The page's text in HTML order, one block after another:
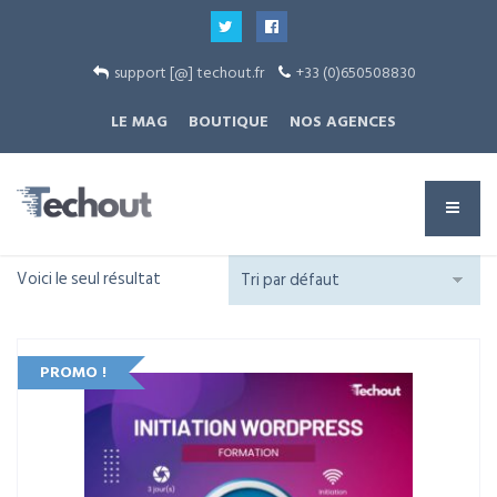
support [@] techout.fr
+33 (0)650508830
LE MAG
BOUTIQUE NOS AGENCES
Voici le seul résultat
PROMO !